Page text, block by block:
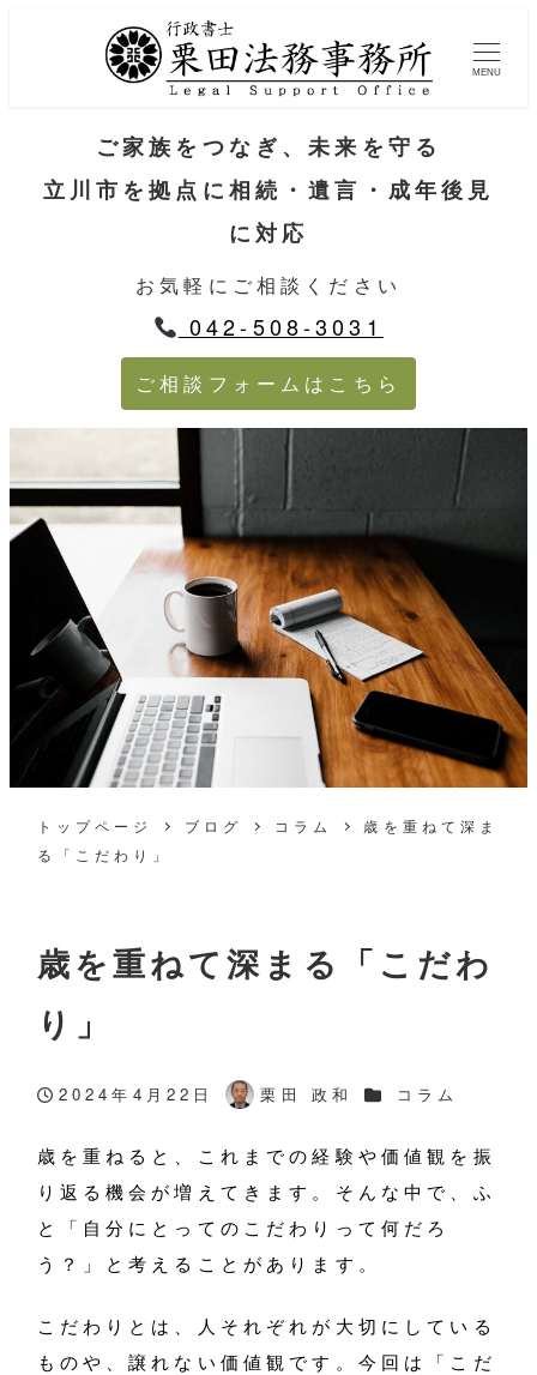
MENU
ご家族をつなぎ、未来を守る
立川市を拠点に相続・遺言・成年後見
に対応
お気軽にご相談ください
042-508-3031
ご相談フォームはこちら
トップページ ブログ コラム
歳を重ねて深ま
る「こだわり」
歳を重ねて深まる「こだわ
り」
投稿日
2024年4月22日
著
栗田 政和 カテゴリー
コラム
歳を重ねると、これまでの経験や価値観を振
り返る機会が増えてきます。そんな中で、ふ
と「自分にとってのこだわりって何だろ
う？」と考えることがあります。
こだわりとは、人それぞれが大切にしている
ものや、譲れない価値観です。今回は「こだ